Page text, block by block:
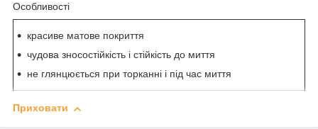
Особливості
красиве матове покриття
чудова зносостійкість і стійкість до миття
не глянцюється при торканні і під час миття
Приховати